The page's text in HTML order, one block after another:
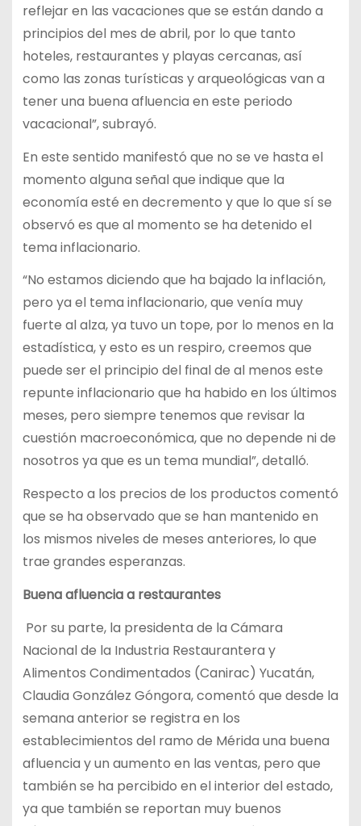
reflejar en las vacaciones que se están dando a
principios del mes de abril, por lo que tanto
hoteles, restaurantes y playas cercanas, así
como las zonas turísticas y arqueológicas van a
tener una buena afluencia en este periodo
vacacional”, subrayó.
En este sentido manifestó que no se ve hasta el
momento alguna señal que indique que la
economía esté en decremento y que lo que sí se
observó es que al momento se ha detenido el
tema inflacionario.
“No estamos diciendo que ha bajado la inflación,
pero ya el tema inflacionario, que venía muy
fuerte al alza, ya tuvo un tope, por lo menos en la
estadística, y esto es un respiro, creemos que
puede ser el principio del final de al menos este
repunte inflacionario que ha habido en los últimos
meses, pero siempre tenemos que revisar la
cuestión macroeconómica, que no depende ni de
nosotros ya que es un tema mundial”, detalló.
Respecto a los precios de los productos comentó
que se ha observado que se han mantenido en
los mismos niveles de meses anteriores, lo que
trae grandes esperanzas.
Buena afluencia a restaurantes
Por su parte, la presidenta de la Cámara
Nacional de la Industria Restaurantera y
Alimentos Condimentados (Canirac) Yucatán,
Claudia González Góngora, comentó que desde la
semana anterior se registra en los
establecimientos del ramo de Mérida una buena
afluencia y un aumento en las ventas, pero que
también se ha percibido en el interior del estado,
ya que también se reportan muy buenos